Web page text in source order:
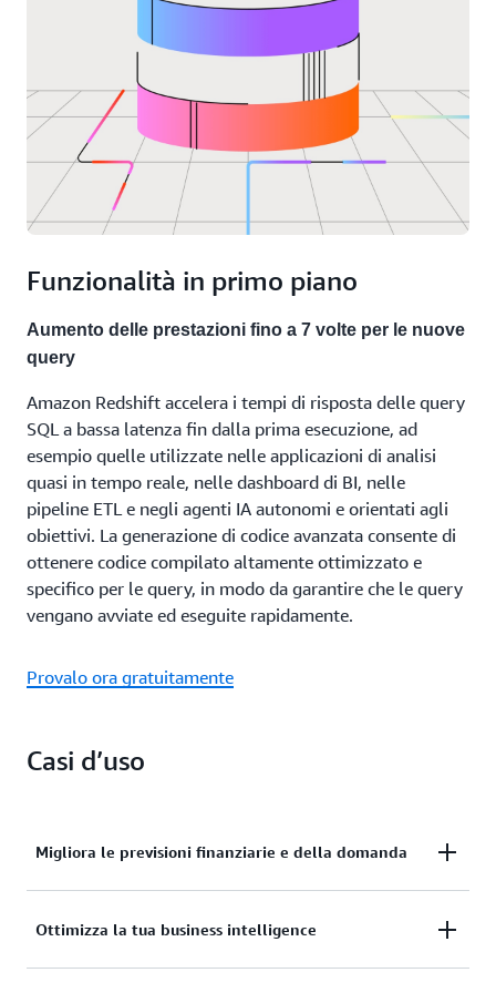
informazioni aziendali.
utilizzando il linguaggio naturale con l'SQL
generativo di Amazon Q in Redshift Query Editor.
Invoca modelli linguistici di grandi dimensioni da
Amazon Bedrock e SageMaker per attività avanzate
di elaborazione del linguaggio naturale come il
riepilogo del testo, l'estrazione delle entità e
l'analisi del sentiment, per ottenere informazioni più
approfondite dai tuoi dati utilizzando SQL.
Funzionalità in primo piano
Aumento delle prestazioni fino a 7 volte per le nuove
query
Amazon Redshift accelera i tempi di risposta delle query
SQL a bassa latenza fin dalla prima esecuzione, ad
esempio quelle utilizzate nelle applicazioni di analisi
quasi in tempo reale, nelle dashboard di BI, nelle
pipeline ETL e negli agenti IA autonomi e orientati agli
obiettivi. La generazione di codice avanzata consente di
ottenere codice compilato altamente ottimizzato e
specifico per le query, in modo da garantire che le query
vengano avviate ed eseguite rapidamente.
Provalo ora gratuitamente
Casi d’uso
Migliora le previsioni finanziarie e della domanda
Importa centinaia di megabyte di dati al secondo in
Ottimizza la tua business intelligence